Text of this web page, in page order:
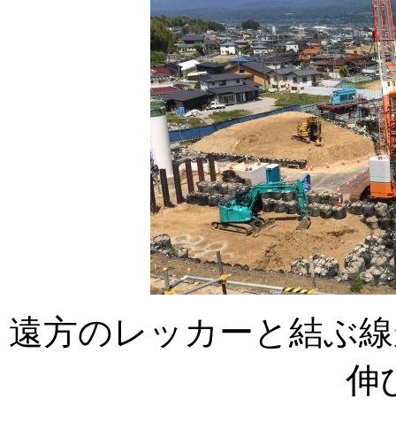
遠方のレッカーと結ぶ
伸